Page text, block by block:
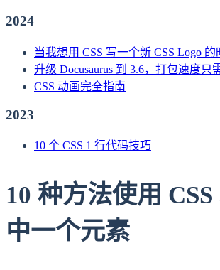
2024
当我想用 CSS 写一个新 CSS Logo 的
升级 Docusaurus 到 3.6，打包速度只
CSS 动画完全指南
2023
10 个 CSS 1 行代码技巧
10 种方法使用
中一个元素